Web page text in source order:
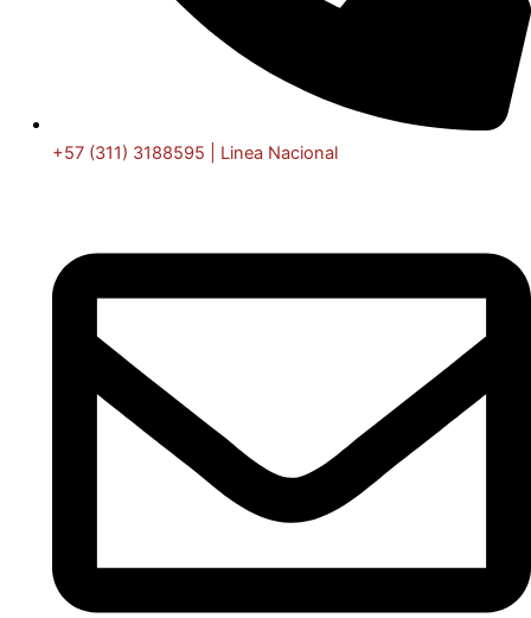
+57 (311) 3188595 | Linea Nacional